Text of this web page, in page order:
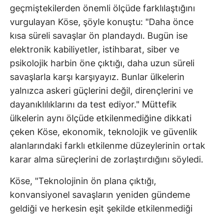
geçmiştekilerden önemli ölçüde farklılaştığını
vurgulayan Köse, şöyle konuştu: "Daha önce
kısa süreli savaşlar ön plandaydı. Bugün ise
elektronik kabiliyetler, istihbarat, siber ve
psikolojik harbin öne çıktığı, daha uzun süreli
savaşlarla karşı karşıyayız. Bunlar ülkelerin
yalnızca askeri güçlerini değil, dirençlerini ve
dayanıklılıklarını da test ediyor." Müttefik
ülkelerin aynı ölçüde etkilenmediğine dikkati
çeken Köse, ekonomik, teknolojik ve güvenlik
alanlarındaki farklı etkilenme düzeylerinin ortak
karar alma süreçlerini de zorlaştırdığını söyledi.
Köse, "Teknolojinin ön plana çıktığı,
konvansiyonel savaşların yeniden gündeme
geldiği ve herkesin eşit şekilde etkilenmediği